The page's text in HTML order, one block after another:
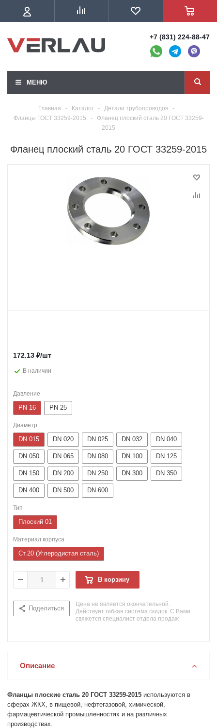
+7 (831) 224-88-47
МЕНЮ
Главная - Каталог - Детали трубопроводов
-
Фланцы ГОСТ 33259-2015
-
Фланец плоский сталь 20 ГОСТ 33259-
2015
Фланец плоский сталь 20 ГОСТ 33259-2015
172.13 ₽/шт
В наличии
Давление
PN 16 PN 25
Диаметр
DN 015 DN 020 DN 025 DN 032 DN 040
DN 050 DN 065 DN 080 DN 100 DN 125
DN 150 DN 200 DN 250 DN 300 DN 350
DN 400 DN 500 DN 600
Тип
Плоский 01
Материал корпуса
Ст.20 (Углеродистая сталь)
В корзину
Поделиться
Цена не является окончательной.
Действует гибкая система скидок. С Вами
свяжется специалист отдела продаж
Описание
Фланцы плоские сталь 20 ГОСТ 33259-2015 используются в
сферах ЖКХ, в пищевой, нефтегазовой, химической,
фармацевтической промышленностях и на различных
производствах.